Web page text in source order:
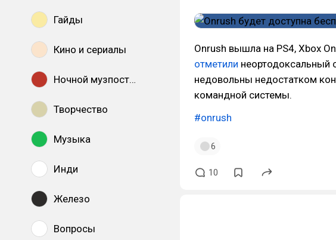
Гайды
Кино и сериалы
Ночной музпостинг
Творчество
Музыка
Инди
Железо
Вопросы
Onrush вышла на PS4, Xbox
отметили неортодоксальный
недовольны недостатком
командной системы.
#onrush
6
10